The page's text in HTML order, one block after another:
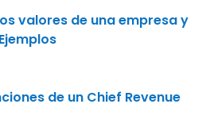
valores de una empresa y
de un Chief Revenue